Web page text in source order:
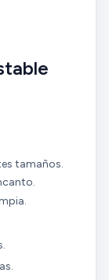
tamaños.